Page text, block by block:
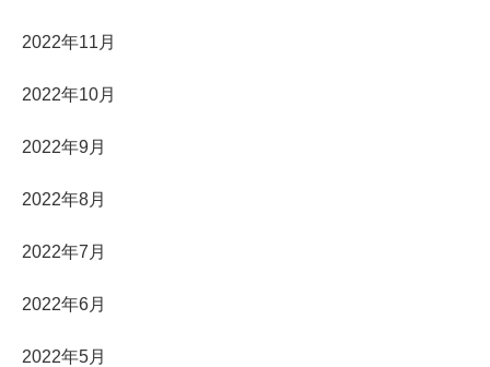
2022年11月
2022年10月
2022年9月
2022年8月
2022年7月
2022年6月
2022年5月